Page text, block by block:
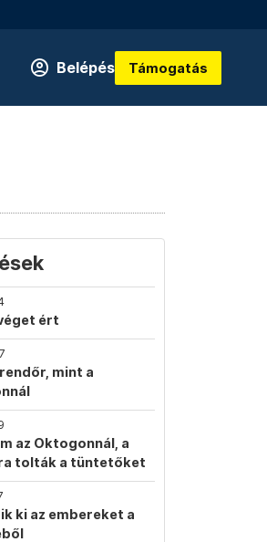
Belépés Támogatás
ért
mint a
az Oktogonnál, a
tolták a tüntetőket
ki az embereket a